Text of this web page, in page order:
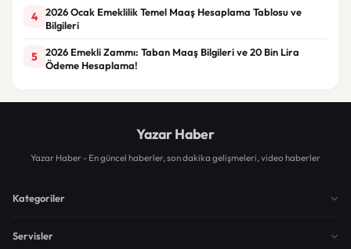
4
2026 Ocak Emeklilik Temel Maaş Hesaplama Tablosu ve
Bilgileri
5
2026 Emekli Zammı: Taban Maaş Bilgileri ve 20 Bin Lira
Ödeme Hesaplama!
Yazar Haber
Yazar Haber - En güncel haberler, son dakika gelişmeleri, video haberler
Kategoriler
Servisler